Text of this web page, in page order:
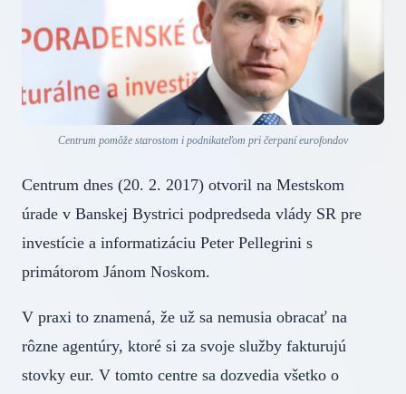
Centrum pomôže starostom i podnikateľom pri čerpaní eurofondov
Centrum dnes (20. 2. 2017) otvoril na Mestskom
úrade v Banskej Bystrici podpredseda vlády SR pre
investície a informatizáciu Peter Pellegrini s
primátorom Jánom Noskom.
V praxi to znamená, že už sa nemusia obracať na
rôzne agentúry, ktoré si za svoje služby fakturujú
stovky eur. V tomto centre sa dozvedia všetko o